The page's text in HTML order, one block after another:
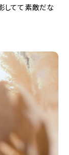
してて素敵だな